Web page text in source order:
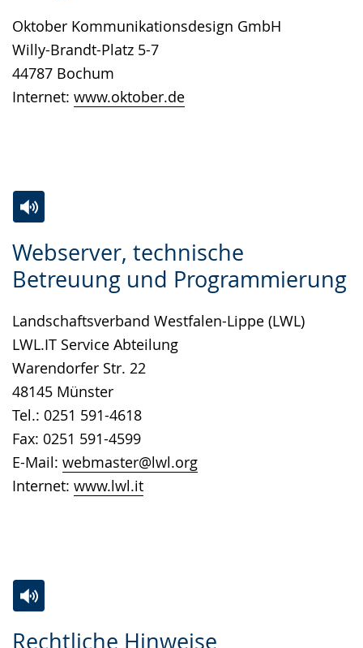
Oktober Kommunikationsdesign GmbH
Willy-Brandt-Platz 5-7
44787 Bochum
Internet: www.oktober.de
wechseln.
Deutscher
Gebärdensprache
wird
angezeigt.
Webserver, technische
Betreuung und Programmierung
Landschaftsverband Westfalen-Lippe (LWL)
LWL.IT Service Abteilung
Warendorfer Str. 22
48145 Münster
Tel.: 0251 591-4618
Fax: 0251 591-4599
E-Mail: webmaster@lwl.org
Internet: www.lwl.it
Leichten
Sprache
Audio-
Unterstützung.
Video
in
Gebärdensprache
wird
angezeigt.
Rechtliche Hinweise